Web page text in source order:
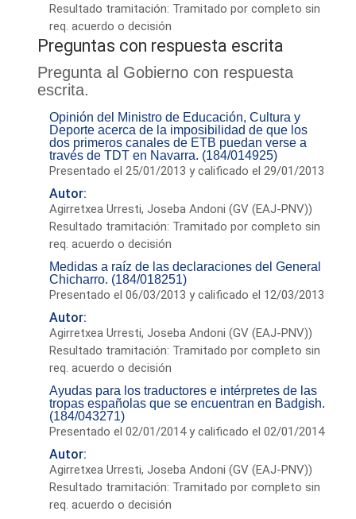
Resultado tramitación: Tramitado por completo sin
req. acuerdo o decisión
Preguntas con respuesta escrita
Pregunta al Gobierno con respuesta
escrita.
Opinión del Ministro de Educación, Cultura y
Deporte acerca de la imposibilidad de que los
dos primeros canales de ETB puedan verse a
través de TDT en Navarra. (184/014925)
Presentado el 25/01/2013 y calificado el 29/01/2013
Autor:
Agirretxea Urresti, Joseba Andoni (GV (EAJ-PNV))
Resultado tramitación: Tramitado por completo sin
req. acuerdo o decisión
Medidas a raíz de las declaraciones del General
Chicharro. (184/018251)
Presentado el 06/03/2013 y calificado el 12/03/2013
Autor:
Agirretxea Urresti, Joseba Andoni (GV (EAJ-PNV))
Resultado tramitación: Tramitado por completo sin
req. acuerdo o decisión
Ayudas para los traductores e intérpretes de las
tropas españolas que se encuentran en Badgish.
(184/043271)
Presentado el 02/01/2014 y calificado el 02/01/2014
Autor:
Agirretxea Urresti, Joseba Andoni (GV (EAJ-PNV))
Resultado tramitación: Tramitado por completo sin
req. acuerdo o decisión